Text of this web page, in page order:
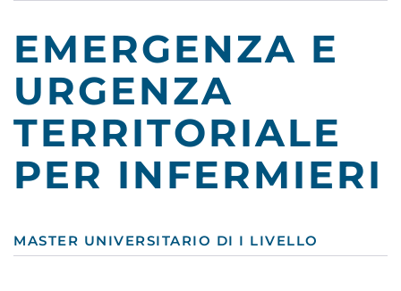
EMERGENZA E
URGENZA
TERRITORIALE
PER INFERMIERI
MASTER UNIVERSITARIO DI I LIVELLO